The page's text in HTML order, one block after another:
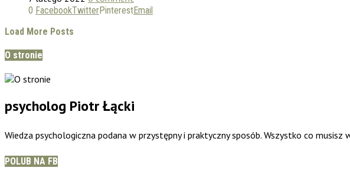
0 FacebookTwitterPinterestEmail
Load More Posts
O stronie
psycholog Piotr Łącki
Wiedza psychologiczna podana w przystępny i praktyczny sposób. Wszystko co
POLUB NA FB